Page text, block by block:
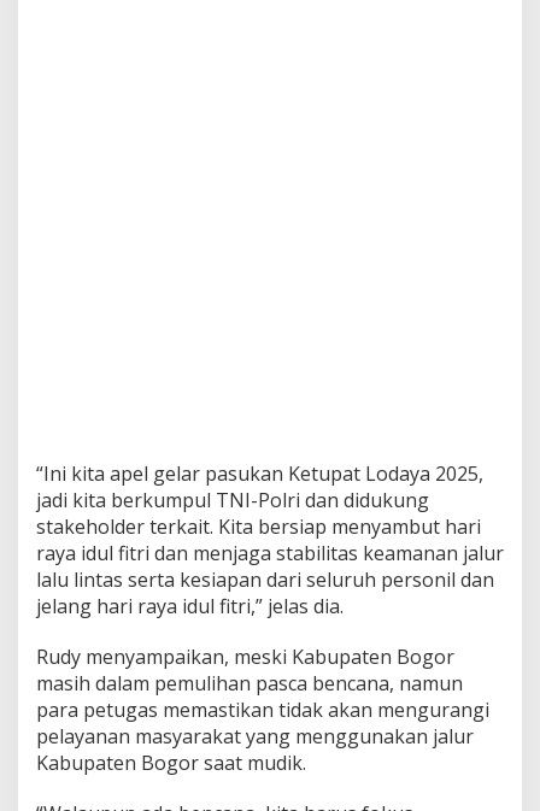
“Ini kita apel gelar pasukan Ketupat Lodaya 2025,
jadi kita berkumpul TNI-Polri dan didukung
stakeholder terkait. Kita bersiap menyambut hari
raya idul fitri dan menjaga stabilitas keamanan jalur
lalu lintas serta kesiapan dari seluruh personil dan
jelang hari raya idul fitri,” jelas dia.
Rudy menyampaikan, meski Kabupaten Bogor
masih dalam pemulihan pasca bencana, namun
para petugas memastikan tidak akan mengurangi
pelayanan masyarakat yang menggunakan jalur
Kabupaten Bogor saat mudik.